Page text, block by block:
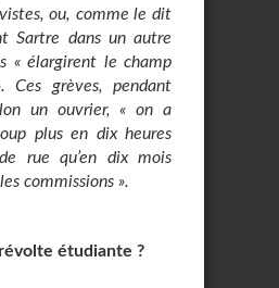
ou, comme le dit
Sartre dans un autre
« élargirent le champ
Ces grèves, pendant
un ouvrier, « on a
plus en dix heures
rue qu’en dix mois
commissions ».
étudiante ?